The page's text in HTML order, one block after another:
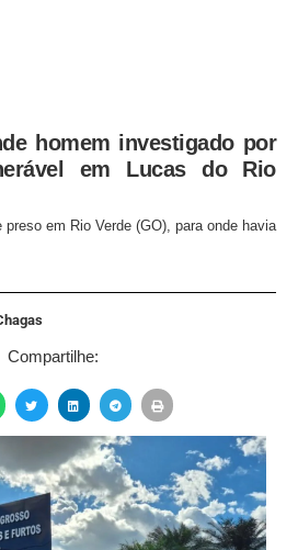
homem investigado por
em Lucas do Rio
preso em Rio Verde (GO), para onde havia
Compartilhe: